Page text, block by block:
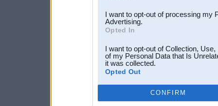
I want to opt-out of processing my
Advertising.
Opted In
I want to opt-out of Collection,
of my Personal Data that Is
it was collected.
Opted Out
CONFIRM